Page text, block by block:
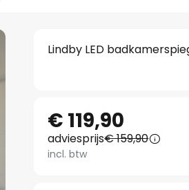
Lindby LED
€ 119,90
adviesprijs€ 159,90
incl. btw